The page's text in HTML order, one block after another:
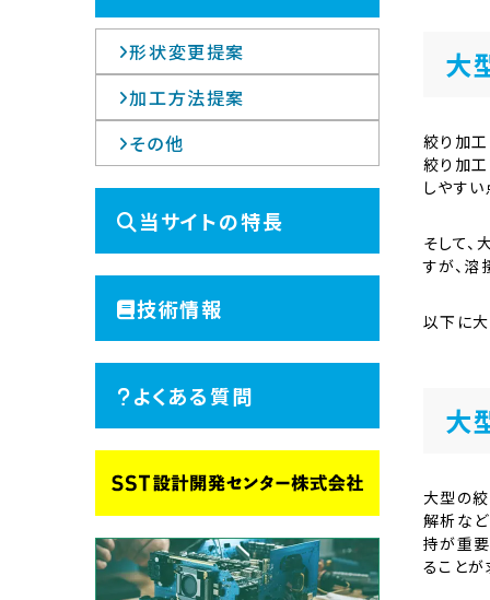
形状変更提案
加工方法提案
その他
当サイトの特長
技術情報
よくある質問
大
絞り加
絞り加
しやす
そして
すが、
以下に
大
大型の
解析な
持が重
ることが